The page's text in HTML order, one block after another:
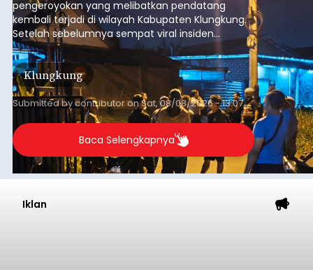
pengeroyokan yang melibatkan pendatang
kembali terjadi di wilayah Kabupaten Klungkung.
Setelah sebelumnya sempat viral insiden
keributan di barat Pasar Galiran, peristiwa serupa
kini menimpa seorang pemuda asal Kabupaten
Sumba Barat Daya (SBD), Nusa Tenggara Timur
(NTT).
Klungkung
Submitted bycontributoronSat, 08/08/2026 - 13:07
Baca Selengkapnya
Iklan